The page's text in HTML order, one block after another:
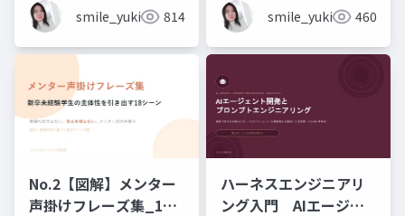
smile_yukiko_it814 smile_yukiko_it460
No.2【図解】メンター
声掛けフレーズ集_18
ハーネスエンジニアリ
ング入門 AIエージェ